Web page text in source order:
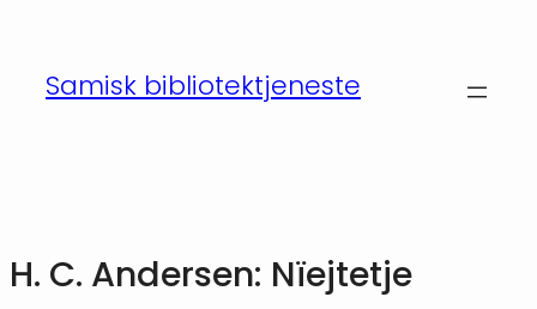
innholdSamisk bibliotektjeneste
H. C. Andersen: Nïejtetje